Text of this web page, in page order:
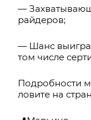
—
райдеров;
— Шанс
том числе
Подробности
ловите на